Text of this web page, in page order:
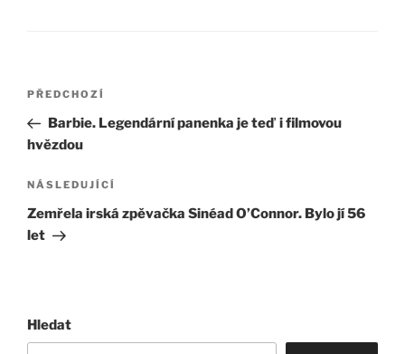
Navigace
příspěvek
Předchozí
příspěvek
PŘEDCHOZÍ
Barbie. Legendární panenka je teď i filmovou
hvězdou
Následující
příspěvek
NÁSLEDUJÍCÍ
Zemřela irská zpěvačka Sinéad O’Connor. Bylo jí 56
let
Hledat